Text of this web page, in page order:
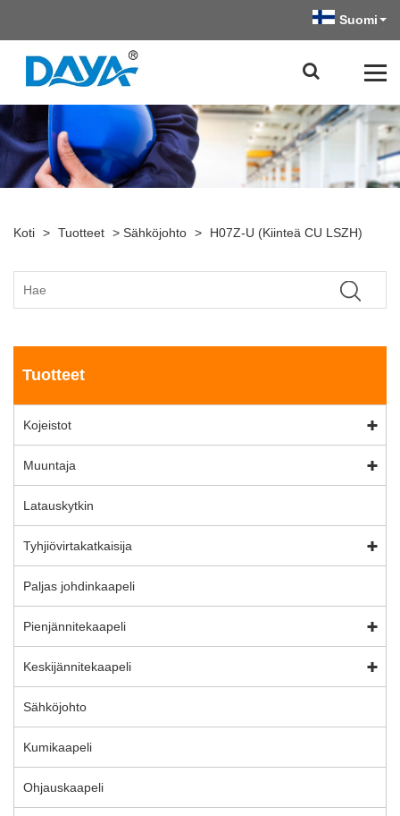
Suomi
Koti > Tuotteet > Sähköjohto > H07Z-U (kiinteä CU LSZH)
Tuotteet
Kojeistot
Muuntaja
Latauskytkin
Tyhjiövirtakatkaisija
Paljas johdinkaapeli
Pienjännitekaapeli
Keskijännitekaapeli
Sähköjohto
Kumikaapeli
Ohjauskaapeli